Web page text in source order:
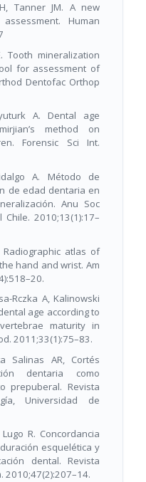
Tanner JM. A new
Human
Tooth mineralization
for assessment of
Dentofac Orthop
A. Dental age
method on
Forensic Sci Int.
A. Método de
de edad dentaria en
Anu Soc
2010;13(1):17–
atlas of
hand and wrist. Am
Rczka A, Kalinowski
age according to
maturity in
2011;33(1):75–83.
Salinas AR, Cortés
dentaria como
prepuberal. Revista
Universidad de
R. Concordancia
esquelética y
dental. Revista
2010;47(2):207–14.